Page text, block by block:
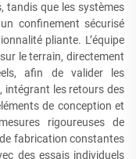
tandis que les systèmes
confinement sécurisé
pliante. L’équipe
le terrain, directement
afin de valider les
intégrant les retours des
de conception et
rigoureuses de
fabrication constantes
des essais individuels